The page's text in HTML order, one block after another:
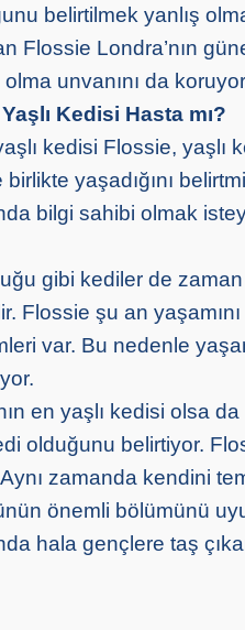
belirtilmek yanlış
Flossie Londra’nın
unvanını da
Kedisi Hasta mı?
kedisi Flossie, yaşlı
birlikte yaşadığını
bilgi sahibi olmak
gibi kediler de zaman
Flossie şu an
var. Bu nedenle
en yaşlı kedisi olsa
olduğunu belirtiyor.
zamanda kendini
önemli bölümünü
hala gençlere taş